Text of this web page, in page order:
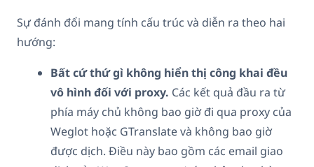
Sự đánh đổi mang tính cấu trúc và diễn ra theo hai
hướng:
Bất cứ thứ gì không hiển thị công khai đều
vô hình đối với proxy. Các kết quả đầu ra từ
phía máy chủ không bao giờ đi qua proxy của
Weglot hoặc GTranslate và không bao giờ
được dịch. Điều này bao gồm các email giao